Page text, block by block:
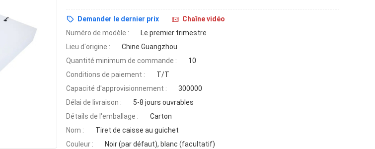
sécurisé
Demander le dernier prix
Chaîne vidéo
Numéro de modèle :
Le premier trimestre
Lieu d'origine :
Chine Guangzhou
Quantité minimum de commande :
10
Conditions de paiement :
T/T
Capacité d'approvisionnement :
300000
Délai de livraison :
5-8 jours ouvrables
Détails de l'emballage :
Carton
Nom :
Tiret de caisse au guichet
Couleur :
Noir (par défaut), blanc (facultatif)